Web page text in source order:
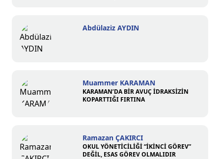
Abdülaziz AYDIN
Muammer KARAMAN
KARAMAN’DA BİR AVUÇ İDRAKSİZİN
KOPARTTIĞI FIRTINA
Ramazan ÇAKIRCI
OKUL YÖNETİCİLİĞİ “İKİNCİ GÖREV”
DEĞİL, ESAS GÖREV OLMALIDIR